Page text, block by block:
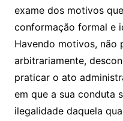
exame dos motivos
conformação formal e
Havendo motivos, não
arbitrariamente,
praticar o ato
em que a sua conduta
ilegalidade daquela